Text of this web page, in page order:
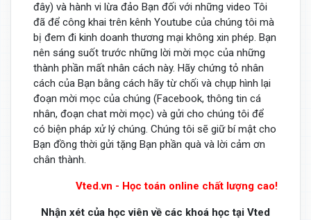
đây) và hành vi lừa đảo Bạn đối với những video Tôi
đã để công khai trên kênh Youtube của chúng tôi mà
bị đem đi kinh doanh thương mại không xin phép. Bạn
nên sáng suốt trước những lời mời mọc của những
thành phần mất nhân cách này. Hãy chứng tỏ nhân
cách của Bạn bằng cách hãy từ chối và chụp hình lại
đoạn mời mọc của chúng (Facebook, thông tin cá
nhân, đoạn chat mời mọc) và gửi cho chúng tôi để
có biện pháp xử lý chúng. Chúng tôi sẽ giữ bí mật cho
Bạn đồng thời gửi tặng Bạn phần quà và lời cảm ơn
chân thành.
Vted.vn - Học toán online chất lượng cao!
Nhận xét của học viên về các khoá học tại Vted